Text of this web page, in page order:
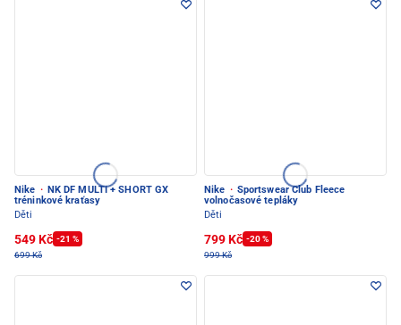
Nike · NK DF MULTI + SHORT GX
tréninkové kraťasy
Děti
549 Kč -21 %
699 Kč
Nike · Sportswear Club Fleece
volnočasové tepláky
Děti
799 Kč -20 %
999 Kč